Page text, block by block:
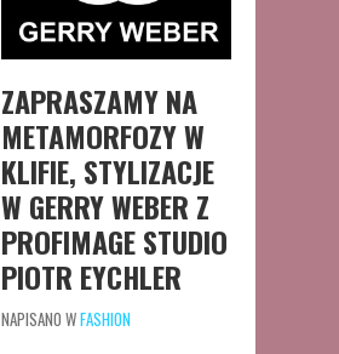
ZAPRASZAMY NA
METAMORFOZY W
KLIFIE, STYLIZACJE
W GERRY WEBER Z
PROFIMAGE STUDIO
PIOTR EYCHLER
NAPISANO WFASHION